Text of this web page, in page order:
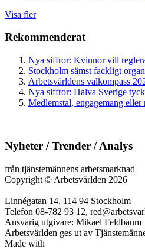
Visa fler
Rekommenderat
Nya siffror: Kvinnor vill
Stockholm sämst fackligt
Arbetsvärldens valkompass
Nya siffror: Halva Sverige
Medlemstal, engagemang
Nyheter / Trender / Analys
från tjänstemännens arbetsmarknad
Copyright © Arbetsvärlden 2026
Linnégatan 14, 114 94 Stockholm
Telefon 08-782 93 12,
Ansvarig utgivare: Mikael Feldbaum
Arbetsvärlden ges ut av
Made with